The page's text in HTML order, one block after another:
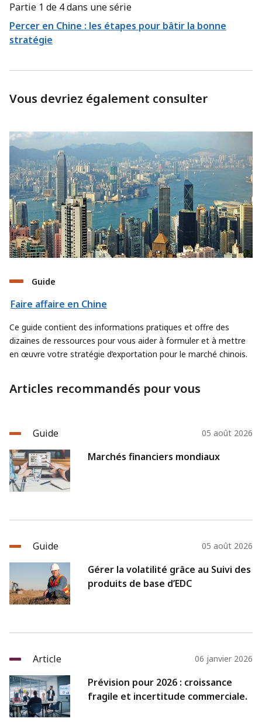
Partie 1 de 4 dans une série
Percer en Chine : les étapes pour bâtir la bonne
stratégie
Vous devriez également consulter
Guide
Faire affaire en Chine
Ce guide contient des informations pratiques et offre des
dizaines de ressources pour vous aider à formuler et à mettre
en œuvre votre stratégie d’exportation pour le marché chinois.
Articles recommandés pour vous
Guide 05 août 2026
Marchés financiers mondiaux
Guide 05 août 2026
Gérer la volatilité grâce au Suivi des
produits de base d’EDC
Article 06 janvier 2026
Prévision pour 2026 : croissance
fragile et incertitude commerciale.